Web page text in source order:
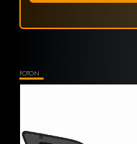
FOTON